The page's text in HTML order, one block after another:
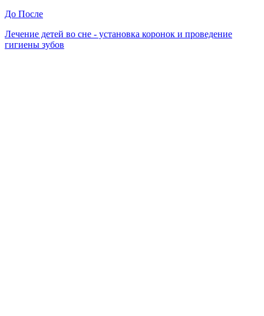
До После
Лечение детей во сне - установка коронок и проведение
гигиены зубов